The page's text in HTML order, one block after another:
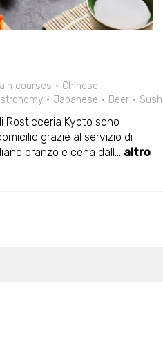
courses
Chinese
Japanese Beer
Rosticceria Kyoto sono
grazie al servizio di
pranzo e cena dall... altro